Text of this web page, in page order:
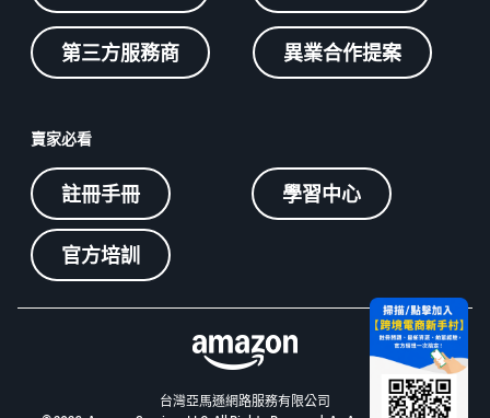
第三方服務商 異業合作提案
賣家必看
註冊手冊 學習中心
官方培訓
台灣亞馬遜網路服務有限公司